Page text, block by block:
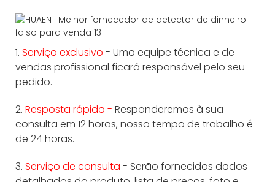
1. Serviço exclusivo - Uma equipe técnica e de
vendas profissional ficará responsável pelo seu
pedido.
2. Resposta rápida - Responderemos à sua
consulta em 12 horas, nosso tempo de trabalho é
de 24 horas.
3. Serviço de consulta - Serão fornecidos dados